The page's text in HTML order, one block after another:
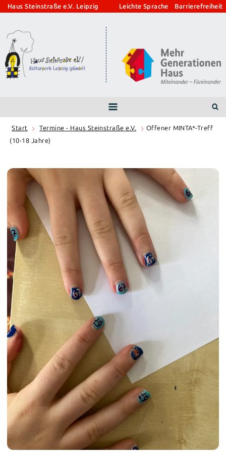
Zum
springen
Haus Steinstraße e.V. Leipzig Leichte Sprache Barrierefreiheit
Start Termine - Haus Steinstraße e.V.
Offener MINTA*-Treff
(10-18 Jahre)